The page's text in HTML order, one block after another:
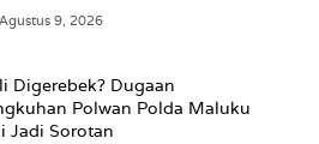
Agustus 9, 2026
Digerebek? Dugaan
Polwan Polda Maluku
Jadi Sorotan